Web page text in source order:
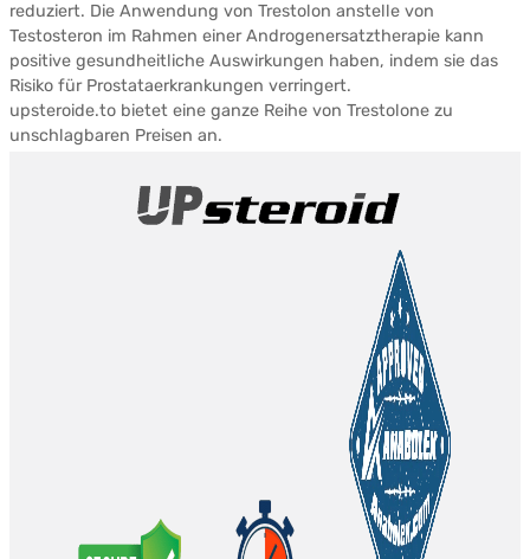
reduziert. Die Anwendung von Trestolon anstelle von
Testosteron im Rahmen einer Androgenersatztherapie kann
positive gesundheitliche Auswirkungen haben, indem sie das
Risiko für Prostataerkrankungen verringert.
upsteroide.to bietet eine ganze Reihe von Trestolone zu
unschlagbaren Preisen an.